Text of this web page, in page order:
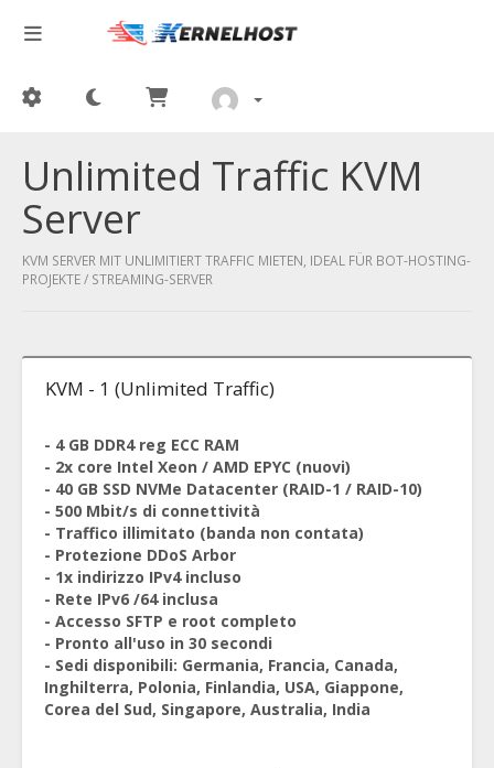
Unlimited Traffic KVM
Server
KVM SERVER MIT UNLIMITIERT TRAFFIC MIETEN, IDEAL FÜR BOT-HOSTING-
PROJEKTE / STREAMING-SERVER
KVM - 1 (Unlimited Traffic)
- 4 GB DDR4 reg ECC RAM
- 2x core Intel Xeon / AMD EPYC (nuovi)
- 40 GB SSD NVMe Datacenter (RAID-1 / RAID-10)
- 500 Mbit/s di connettività
- Traffico illimitato (banda non contata)
- Protezione DDoS Arbor
- 1x indirizzo IPv4 incluso
- Rete IPv6 /64 inclusa
- Accesso SFTP e root completo
- Pronto all'uso in 30 secondi
- Sedi disponibili: Germania, Francia, Canada,
Inghilterra, Polonia, Finlandia, USA, Giappone,
Corea del Sud, Singapore, Australia, India